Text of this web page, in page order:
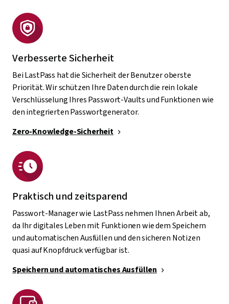
Verbesserte Sicherheit
Bei LastPass hat die Sicherheit der Benutzer oberste
Priorität. Wir schützen Ihre Daten durch die rein lokale
Verschlüsselung Ihres Passwort-Vaults und Funktionen wie
den integrierten Passwortgenerator.
Zero-Knowledge-Sicherheit
Praktisch und zeitsparend
Passwort-Manager wie LastPass nehmen Ihnen Arbeit ab,
da Ihr digitales Leben mit Funktionen wie dem Speichern
und automatischen Ausfüllen und den sicheren Notizen
quasi auf Knopfdruck verfügbar ist.
Speichern und automatisches Ausfüllen